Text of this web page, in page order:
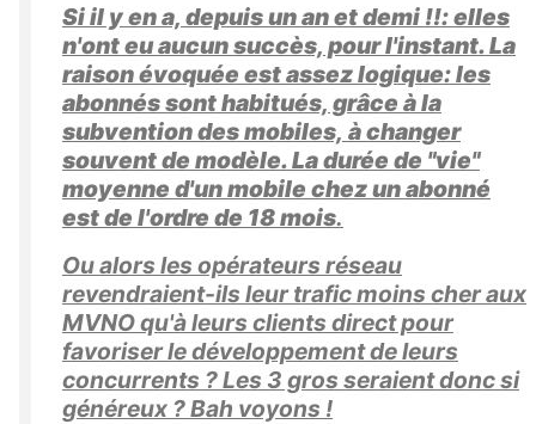
Si il y en a, depuis un an et demi !!: elles
n'ont eu aucun succès, pour l'instant. La
raison évoquée est assez logique: les
abonnés sont habitués, grâce à la
subvention des mobiles, à changer
souvent de modèle. La durée de "vie"
moyenne d'un mobile chez un abonné
est de l'ordre de 18 mois.
Ou alors les opérateurs réseau
revendraient-ils leur trafic moins cher aux
MVNO qu'à leurs clients direct pour
favoriser le développement de leurs
concurrents ? Les 3 gros seraient donc si
généreux ? Bah voyons !